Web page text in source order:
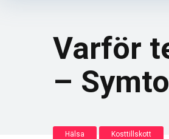
Varför
–
Hälsa Kosttillskott